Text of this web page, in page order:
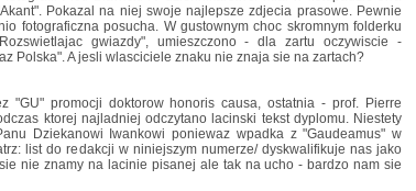
Pokazal na niej swoje najlepsze zdjecia prasowe. Pewnie
fotograficzna posucha. W gustownym choc skromnym folderku
gwiazdy", umieszczono - dla zartu oczywiscie -
Polska". A jesli wlasciciele znaku nie znaja sie na zartach?
"GU" promocji doktorow honoris causa, ostatnia - prof. Pierre
ktorej najladniej odczytano lacinski tekst dyplomu. Niestety
Dziekanowi Iwankowi poniewaz wpadka z "Gaudeamus" w
list do redakcji w niniejszym numerze/ dyskwalifikuje nas jako
nie znamy na lacinie pisanej ale tak na ucho - bardzo nam sie